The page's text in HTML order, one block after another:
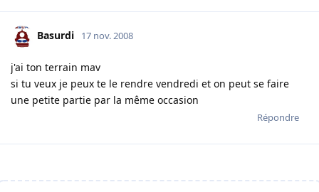
Basurdi 17 nov. 2008
j'ai ton terrain mav
si tu veux je peux te le rendre vendredi et on peut se faire
une petite partie par la même occasion
Répondre